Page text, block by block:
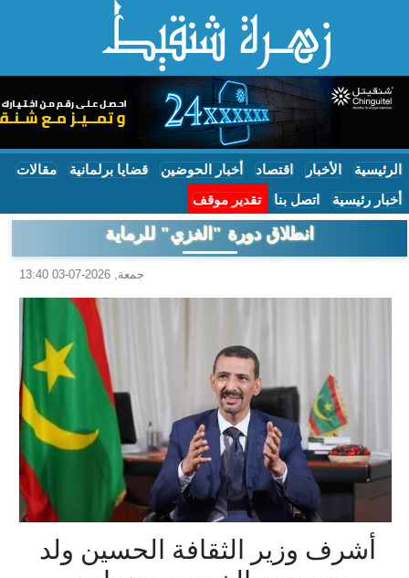
الرئيسية الأخبار اقتصاد أخبار الحوضين قضايا برلمانية مقالات
أخبار رئيسية اتصل بنا تقدير موقف
انطلاق دورة "الغزي" للرماية
جمعة, 2026-07-03 13:40
أشرف وزير الثقافة الحسين ولد